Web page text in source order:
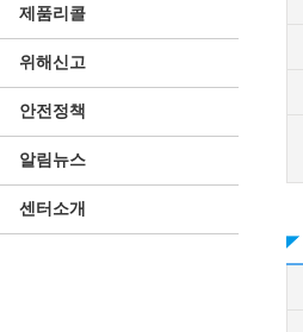
제품리콜
위해신고
안전정책
알림뉴스
센터소개